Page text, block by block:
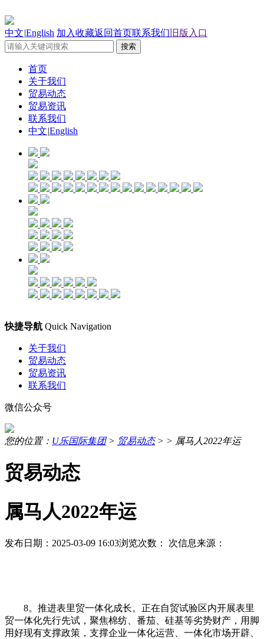
中文|English 加入收藏返回首页联系我们 旧版入口
首页
关于我们
贸易动态
贸易资讯
联系我们
中文|English
快捷导航 Quick Navigation
关于我们
贸易动态
贸易资讯
联系我们
微信公众号
您的位置： U乐国际集团> 贸易动态> > 属马人2022年运
贸易动态
属马人2022年运
发布日期：2025-03-09 16:03浏览次数： 次信息来源：
8。推进表里贸一体化成长。正在自贸试验区内开展表里
贸一体化先行先试，聚焦棉纺、番茄、硅基等劣势财产，用脚
用好现有支撑政策，支撑企业一体化运营、一体化市场开辟、